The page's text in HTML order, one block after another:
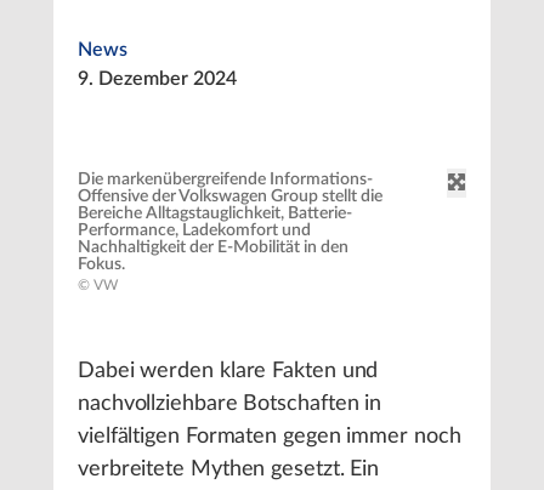
News
9. Dezember 2024
Die markenübergreifende Informations-
Offensive der Volkswagen Group stellt die
Bereiche Alltagstauglichkeit, Batterie-
Performance, Ladekomfort und
Nachhaltigkeit der E-Mobilität in den
Fokus.
© VW
Dabei werden klare Fakten und
nachvollziehbare Botschaften in
vielfältigen Formaten gegen immer noch
verbreitete Mythen gesetzt. Ein